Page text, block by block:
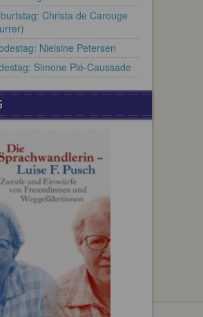
Christa de Carouge
Nielsine Petersen
Simone Plé-Caussade